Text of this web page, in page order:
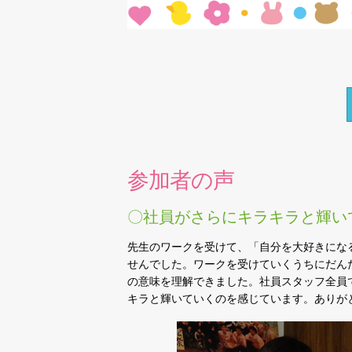
参加者の声
〇社員がさらにキラキラと輝
先生のワークを受けて、「自分を大好きに
せんでした。ワークを受けていくうちにだ
の意味を理解できました。社員スタッフ全
キラと輝いていくのを感じています。あり